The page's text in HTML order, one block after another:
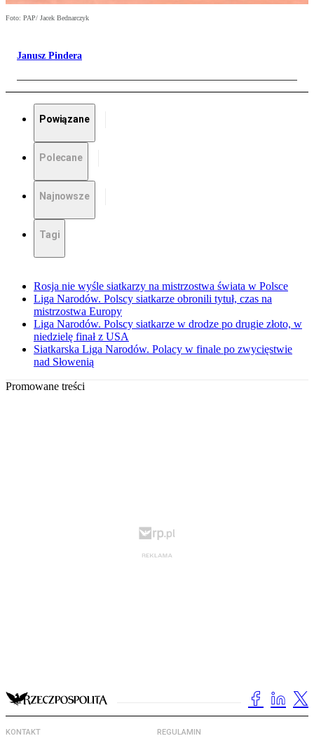
Foto: PAP/ Jacek Bednarczyk
Janusz Pindera
Powiązane
Polecane
Najnowsze
Tagi
Rosja nie wyśle siatkarzy na mistrzostwa świata w Polsce
Liga Narodów. Polscy siatkarze obronili tytuł, czas na
mistrzostwa Europy
Liga Narodów. Polscy siatkarze w drodze po drugie złoto, w
niedzielę finał z USA
Siatkarska Liga Narodów. Polacy w finale po zwycięstwie
nad Słowenią
Promowane treści
KONTAKT REGULAMIN